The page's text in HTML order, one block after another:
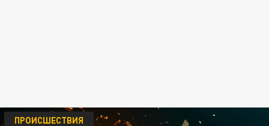
ПРОИСШЕСТВИЯ